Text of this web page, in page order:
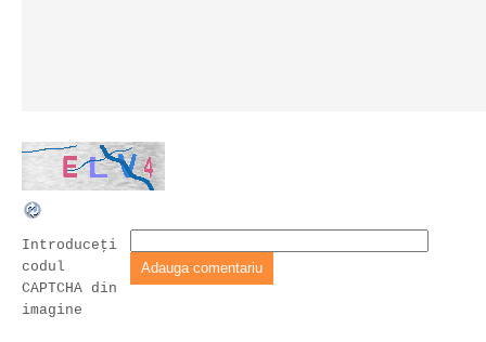
Introduceţi
codul
CAPTCHA din
imagine